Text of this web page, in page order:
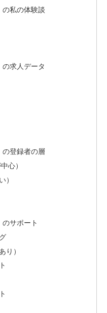
の私の体験談
求人データ
の登録者の層
心）
）
サポート
り）